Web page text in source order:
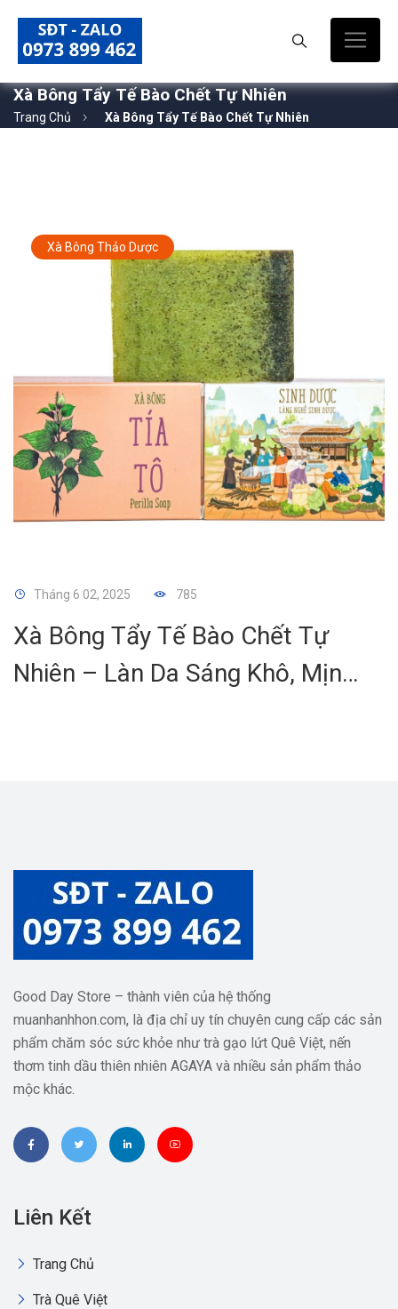
Xà Bông Tẩy Tế Bào Chết Tự Nhiên
Trang Chủ Xà Bông Tẩy Tế Bào Chết Tự Nhiên
Xà Bông Thảo Dược
Tháng 6 02, 2025 785
Xà Bông Tẩy Tế Bào Chết Tự
Nhiên – Làn Da Sáng Khô, Mịn
Good Day Store – thành viên của hệ thống
muanhanhhon.com, là địa chỉ uy tín chuyên cung cấp các sản
phẩm chăm sóc sức khỏe như trà gạo lứt Quê Việt, nến
thơm tinh dầu thiên nhiên AGAYA và nhiều sản phẩm thảo
mộc khác.
Liên Kết
Trang Chủ
Trà Quê Việt